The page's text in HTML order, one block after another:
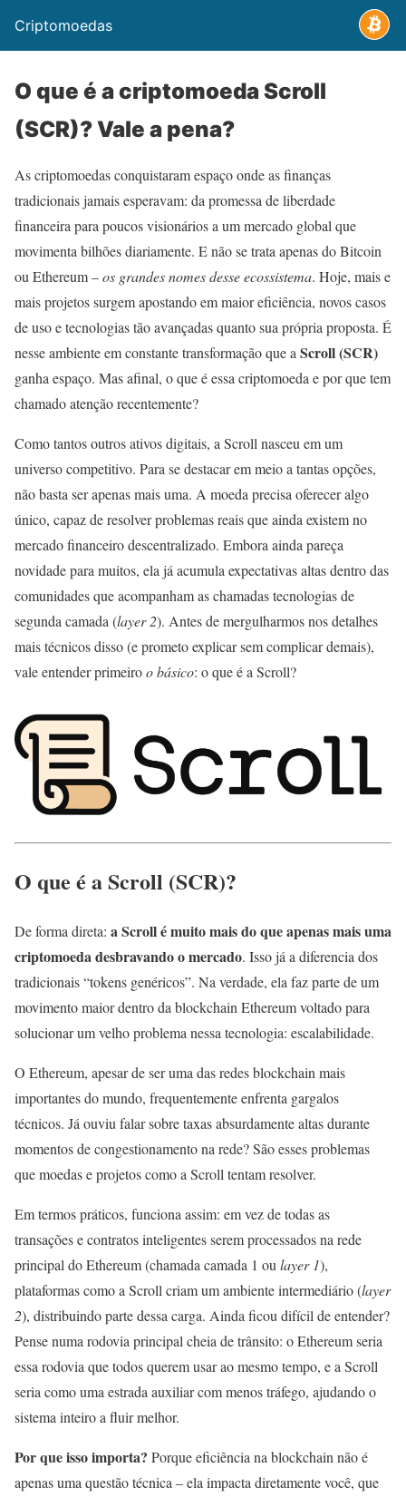
Criptomoedas
O que é a criptomoeda Scroll
(SCR)? Vale a pena?
As criptomoedas conquistaram espaço onde as finanças
tradicionais jamais esperavam: da promessa de liberdade
financeira para poucos visionários a um mercado global que
movimenta bilhões diariamente. E não se trata apenas do Bitcoin
ou Ethereum –os grandes nomes desse ecossistema. Hoje, mais e
mais projetos surgem apostando em maior eficiência, novos casos
de uso e tecnologias tão avançadas quanto sua própria proposta. É
nesse ambiente em constante transformação que a Scroll (SCR)
ganha espaço. Mas afinal, o que é essa criptomoeda e por que tem
chamado atenção recentemente?
Como tantos outros ativos digitais, a Scroll nasceu em um
universo competitivo. Para se destacar em meio a tantas opções,
não basta ser apenas mais uma. A moeda precisa oferecer algo
único, capaz de resolver problemas reais que ainda existem no
mercado financeiro descentralizado. Embora ainda pareça
novidade para muitos, ela já acumula expectativas altas dentro das
comunidades que acompanham as chamadas tecnologias de
segunda camada (layer 2). Antes de mergulharmos nos detalhes
mais técnicos disso (e prometo explicar sem complicar demais),
vale entender primeiroo básico: o que é a Scroll?
O que é a Scroll (SCR)?
De forma direta: a Scroll é muito mais do que apenas mais uma
criptomoeda desbravando o mercado. Isso já a diferencia dos
tradicionais “tokens genéricos”. Na verdade, ela faz parte de um
movimento maior dentro da blockchain Ethereum voltado para
solucionar um velho problema nessa tecnologia: escalabilidade.
O Ethereum, apesar de ser uma das redes blockchain mais
importantes do mundo, frequentemente enfrenta gargalos
técnicos. Já ouviu falar sobre taxas absurdamente altas durante
momentos de congestionamento na rede? São esses problemas
que moedas e projetos como a Scroll tentam resolver.
Em termos práticos, funciona assim: em vez de todas as
transações e contratos inteligentes serem processados na rede
principal do Ethereum (chamada camada 1 oulayer 1),
plataformas como a Scroll criam um ambiente intermediário (layer
2), distribuindo parte dessa carga. Ainda ficou difícil de entender?
Pense numa rodovia principal cheia de trânsito: o Ethereum seria
essa rodovia que todos querem usar ao mesmo tempo, e a Scroll
seria como uma estrada auxiliar com menos tráfego, ajudando o
sistema inteiro a fluir melhor.
Por que isso importa? Porque eficiência na blockchain não é
apenas uma questão técnica – ela impacta diretamente você, que